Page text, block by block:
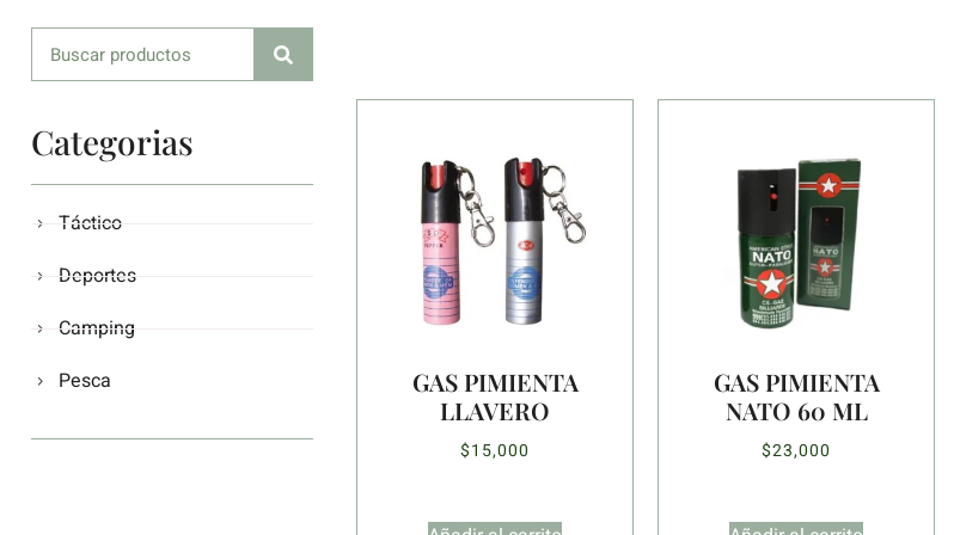
Categorias
Táctico
Deportes
Camping
Pesca
GAS PIMIENTA
LLAVERO
$15,000
GAS PIMIENTA
NATO 60 ML
$23,000